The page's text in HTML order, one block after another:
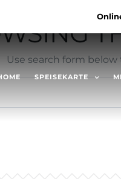
SPEISEKARTE
Use search form